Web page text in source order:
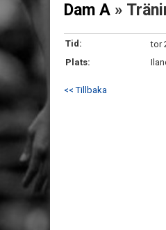
Dam A »
Tid:
tor
Plats:
<< Tillbaka